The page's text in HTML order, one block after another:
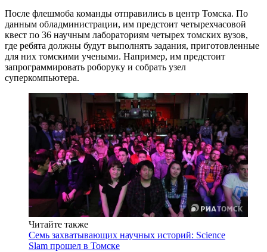
После флешмоба команды отправились в центр Томска. По
данным обладминистрации, им предстоит четырехчасовой
квест по 36 научным лабораториям четырех томских вузов,
где ребята должны будут выполнять задания, приготовленные
для них томскими учеными. Например, им предстоит
запрограммировать роборуку и собрать узел
суперкомпьютера.
Читайте также
Семь захватывающих научных историй: Science
Slam прошел в Томске